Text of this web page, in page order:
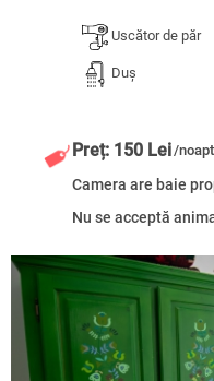
Uscător de păr
Duș
Preț: 150 Lei/
Camera are baie
Nu se acceptă